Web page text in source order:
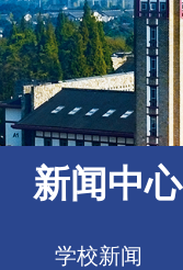
新闻中心
学校新闻